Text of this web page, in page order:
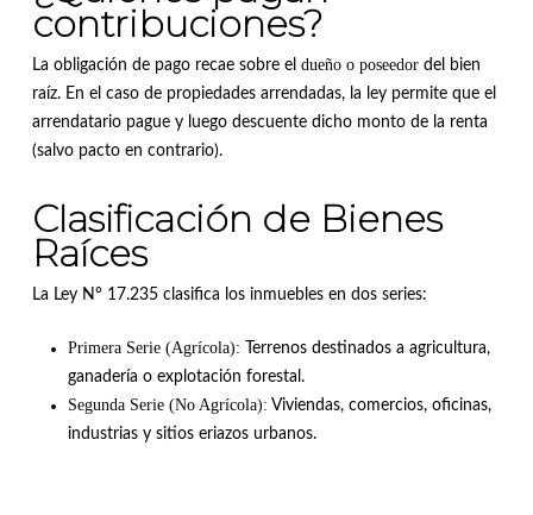
contribuciones?
La obligación de pago recae sobre el dueño o poseedordel bien
raíz. En el caso de propiedades arrendadas, la ley permite que el
arrendatario pague y luego descuente dicho monto de la renta
(salvo pacto en contrario).
Clasificación de Bienes
Raíces
La Ley N° 17.235 clasifica los inmuebles en dos series:
Primera Serie (Agrícola): Terrenos destinados a agricultura,
ganadería o explotación forestal .
Segunda Serie (No Agrícola): Viviendas, comercios, oficinas,
industrias y sitios eriazos urbanos.